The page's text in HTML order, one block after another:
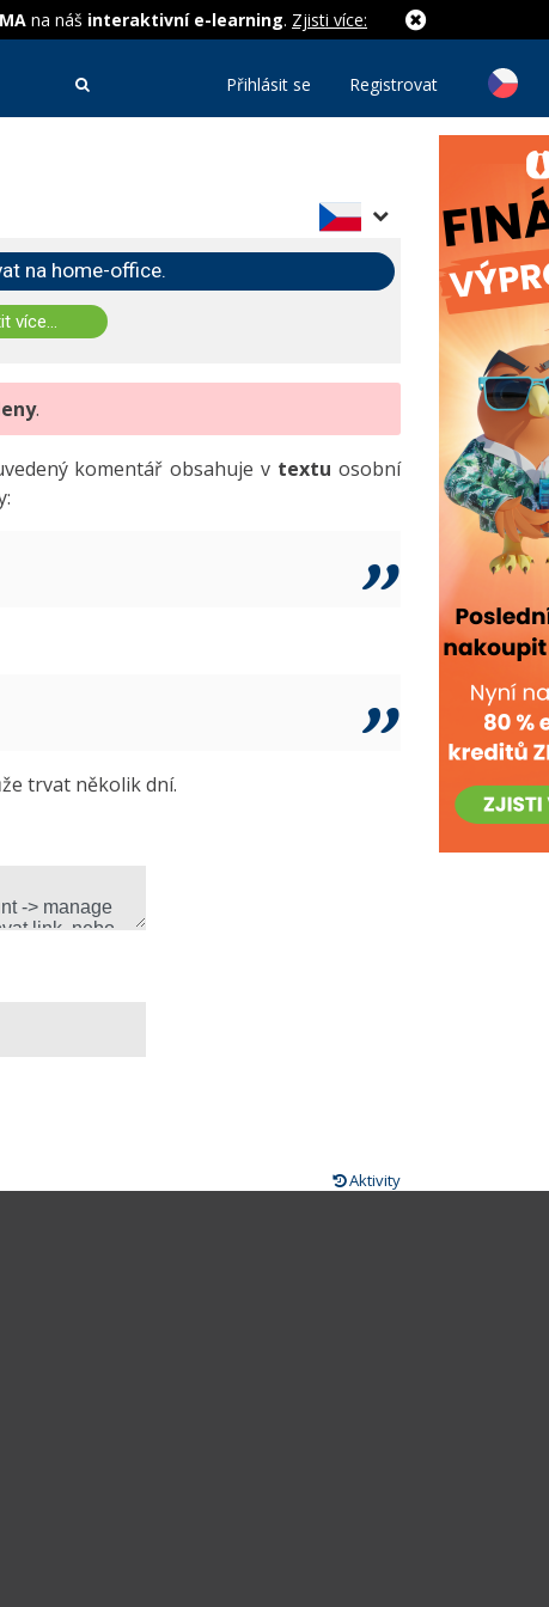
na náš interaktivní e-learning. Zjisti více:
Přihlásit se Registrovat
na home-office.
více...
.
komentář obsahuje v textu osobní
trvat několik dní.
Aktivity